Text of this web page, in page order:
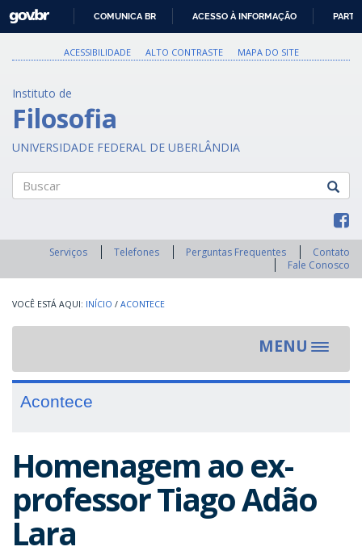
PARA
O
GOVBR
COMUNICA BR ACESSO À INFORMAÇÃO
ACESSIBILIDADE ALTO CONTRASTE MAPA DO SITE
Instituto de
Filosofia
UNIVERSIDADE FEDERAL DE UBERLÂNDIA
Serviços Telefones Perguntas Frequentes
Contato
Fale Conosco
INÍCIO / ACONTECE
MENU
Toggle
Acontece
Homenagem ao ex-
professor Tiago Adão
Lara